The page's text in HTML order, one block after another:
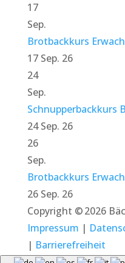
17
Sep.
Brotbackkurs
17 Sep. 26
24
Sep.
Schnupperbackkurs
24 Sep. 26
26
Sep.
Brotbackkurs
26 Sep. 26
Copyright © 2026
Impressum |
| Barrierefreiheit